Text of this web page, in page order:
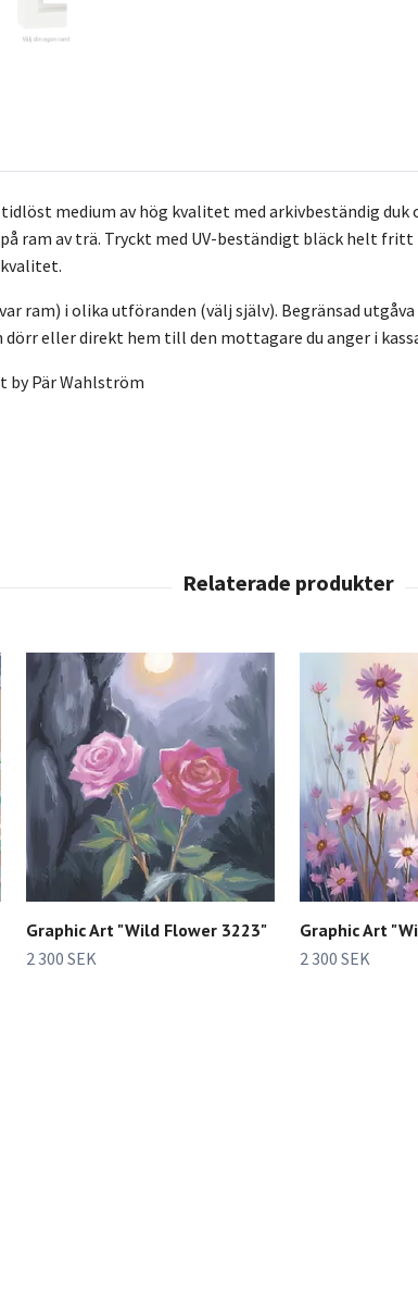
tidlöst medium av hög kvalitet med arkivbeständig
ram av trä. Tryckt med UV-beständigt bläck helt
ram) i olika utföranden (välj själv). Begränsad
eller direkt hem till den mottagare du anger i
by Pär Wahlström
Graphic Art "Wild Flower 3223"
2 300 SEK
Graphic Art
2 300 SEK